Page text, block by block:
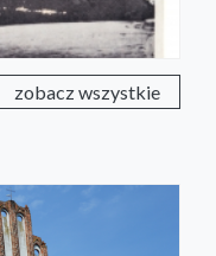
zobacz wszystkie